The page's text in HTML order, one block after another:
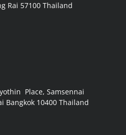
Rai 57100 Thailand
Place, Samsennai
Bangkok 10400 Thailand